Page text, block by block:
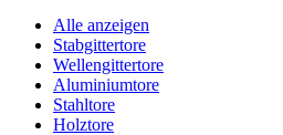
Alle anzeigen
Stabgittertore
Wellengittertore
Aluminiumtore
Stahltore
Holztore